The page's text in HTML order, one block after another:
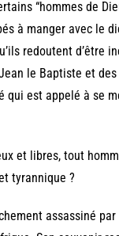
“hommes de
à manger avec le
redoutent d’être
le Baptiste et
qui est appelé à se
et libres, tout
tyrannique ?
assassiné